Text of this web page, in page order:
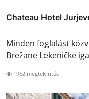
Chateau Hotel
Minden foglalást
Brežane Lekeničke
1962 megtekintés